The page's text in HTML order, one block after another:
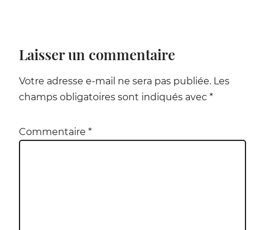
Laisser un commentaire
Votre adresse e-mail ne sera pas publiée. Les
champs obligatoires sont indiqués avec *
Commentaire *